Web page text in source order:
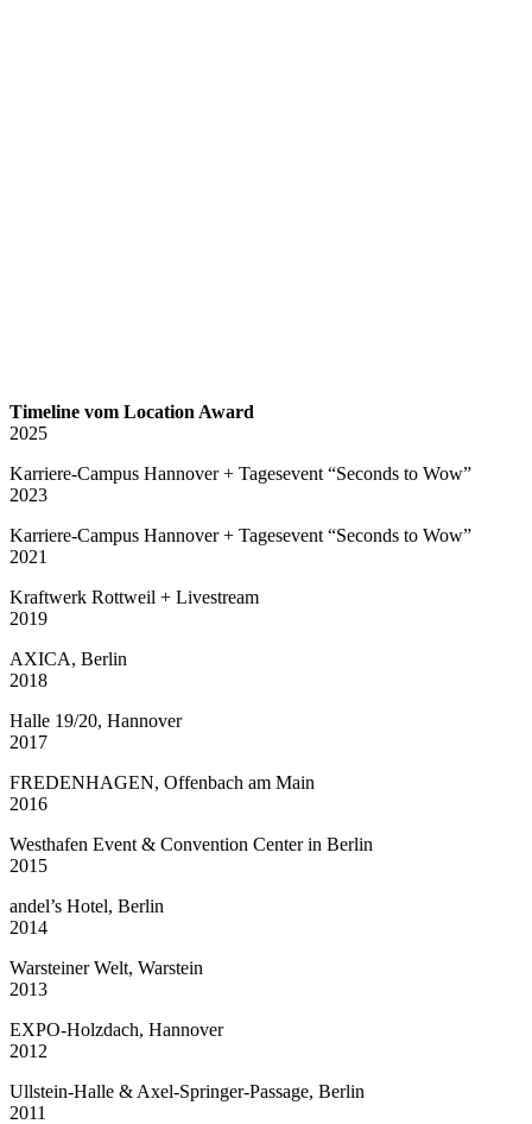
Timeline vom Location Award
2025
Karriere-Campus Hannover + Tagesevent “Seconds to Wow”
2023
Karriere-Campus Hannover + Tagesevent “Seconds to Wow”
2021
Kraftwerk Rottweil + Livestream
2019
AXICA, Berlin
2018
Halle 19/20, Hannover
2017
FREDENHAGEN, Offenbach am Main
2016
Westhafen Event & Convention Center in Berlin
2015
andel’s Hotel, Berlin
2014
Warsteiner Welt, Warstein
2013
EXPO-Holzdach, Hannover
2012
Ullstein-Halle & Axel-Springer-Passage, Berlin
2011